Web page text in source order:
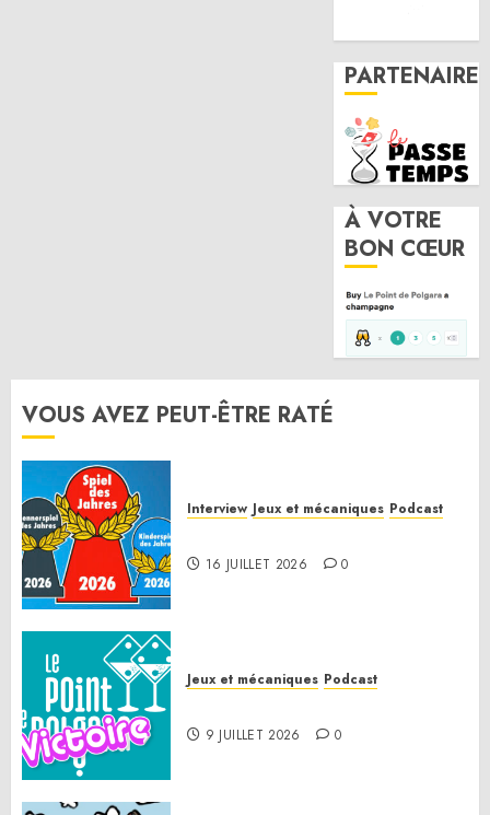
PARTENAIRE
À VOTRE
BON CŒUR
VOUS AVEZ PEUT-ÊTRE RATÉ
Interview Jeux et mécaniques Podcast
16 JUILLET 2026 0
Jeux et mécaniques Podcast
9 JUILLET 2026 0